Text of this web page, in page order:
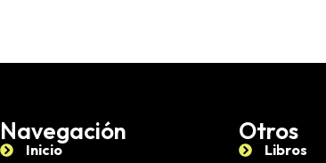
Navegación
Inicio
Otros
Libros